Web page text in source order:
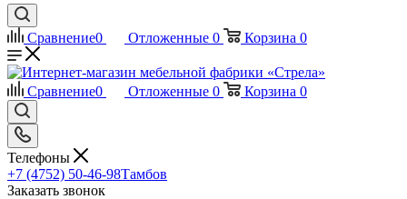
Сравнение0 Отложенные 0 Корзина 0
Сравнение0 Отложенные 0 Корзина 0
Телефоны
+7 (4752) 50-46-98Тамбов
Заказать звонок